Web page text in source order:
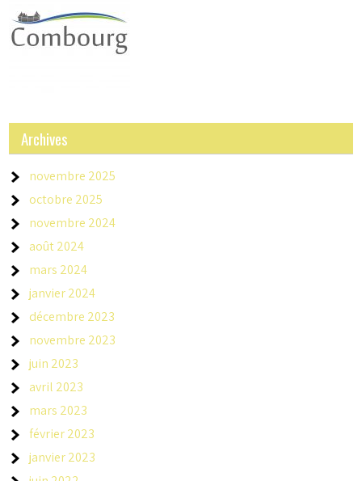
Archives
novembre 2025
octobre 2025
novembre 2024
août 2024
mars 2024
janvier 2024
décembre 2023
novembre 2023
juin 2023
avril 2023
mars 2023
février 2023
janvier 2023